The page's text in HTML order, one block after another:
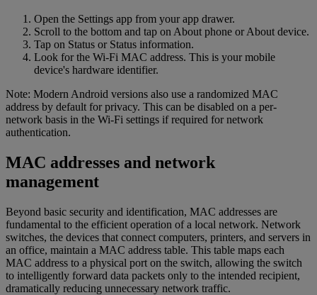
Open the Settings app from your app drawer.
Scroll to the bottom and tap on About phone or About device.
Tap on Status or Status information.
Look for the Wi-Fi MAC address. This is your mobile
device's hardware identifier.
Note: Modern Android versions also use a randomized MAC
address by default for privacy. This can be disabled on a per-
network basis in the Wi-Fi settings if required for network
authentication.
MAC addresses and network
management
Beyond basic security and identification, MAC addresses are
fundamental to the efficient operation of a local network. Network
switches, the devices that connect computers, printers, and servers in
an office, maintain a MAC address table. This table maps each
MAC address to a physical port on the switch, allowing the switch
to intelligently forward data packets only to the intended recipient,
dramatically reducing unnecessary network traffic.